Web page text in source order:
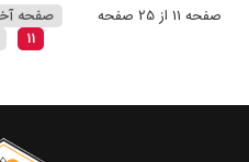
صفحه 11 از 25 صفحه صفحه
11